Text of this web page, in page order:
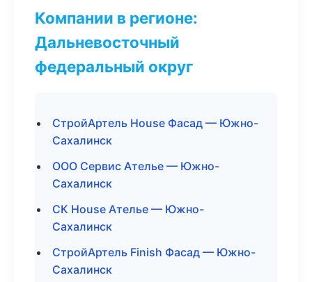
Компании в регионе:
Дальневосточный
федеральный округ
СтройАртель House Фасад — Южно-
Сахалинск
ООО Сервис Ателье — Южно-
Сахалинск
СК House Ателье — Южно-
Сахалинск
СтройАртель Finish Фасад — Южно-
Сахалинск